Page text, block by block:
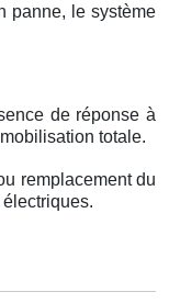
panne, le système
de réponse à
totale.
remplacement du